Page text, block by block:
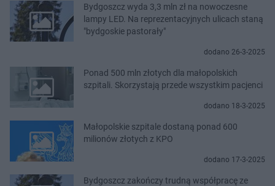
Bydgoszcz wyda 3,3 mln zł na nowoczesne
lampy LED. Na reprezentacyjnych ulicach staną
"bydgoskie pastorały"
dodano 26-3-2025
Ponad 500 mln złotych dla małopolskich
szpitali. Skorzystają przede wszystkim pacjenci
dodano 18-3-2025
Małopolskie szpitale dostaną ponad 600
milionów złotych z KPO
dodano 17-3-2025
Bydgoszcz zakończy trudną współpracę ze